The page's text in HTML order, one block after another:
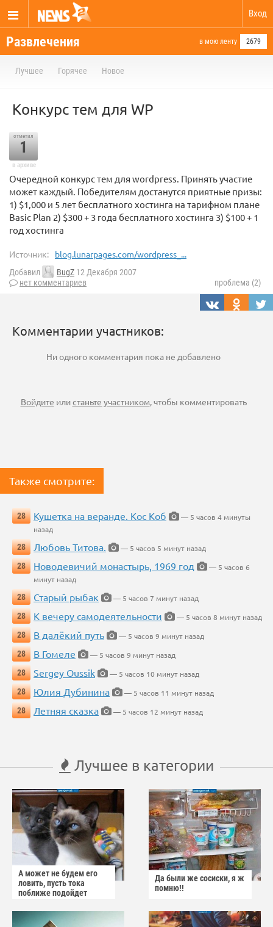
Вход
Развлечения в мою ленту 2679
Лучшее Горячее Новое
Конкурс тем для WP
отметил
1
в архиве
Очередной конкурс тем для wordpress. Принять участие
может каждый. Победителям достанутся приятные призы:
1) $1,000 и 5 лет бесплатного хостинга на тарифном плане
Basic Plan 2) $300 + 3 года бесплатного хостинга 3) $100 + 1
год хостинга
Источник: blog.lunarpages.com/wordpress_...
Добавил BugZ 12 Декабря 2007
нет комментариев
проблема (2)
Комментарии участников:
Ни одного комментария пока не добавлено
Войдите илистаньте участником, чтобы комментировать
Также смотрите:
28 Кушетка на веранде. Кос Коб
— 5 часов 4 минуты
назад
28
Любовь Титова.
— 5 часов 5 минут назад
28
Новодевичий монастырь, 1969 год
— 5 часов 6
минут назад
28
Старый рыбак
— 5 часов 7 минут назад
28
К вечеру самодеятельности
— 5 часов 8 минут назад
28
В далёкий путь
— 5 часов 9 минут назад
28
В Гомеле
— 5 часов 9 минут назад
28
Sergey Oussik
— 5 часов 10 минут назад
28
Юлия Дубинина
— 5 часов 11 минут назад
28
Летняя сказка — 5 часов 12 минут назад
Лучшее в категории
А может не будем его
ловить, пусть тока
поближе подойдет
Да были же сосиски, я ж
помню!!